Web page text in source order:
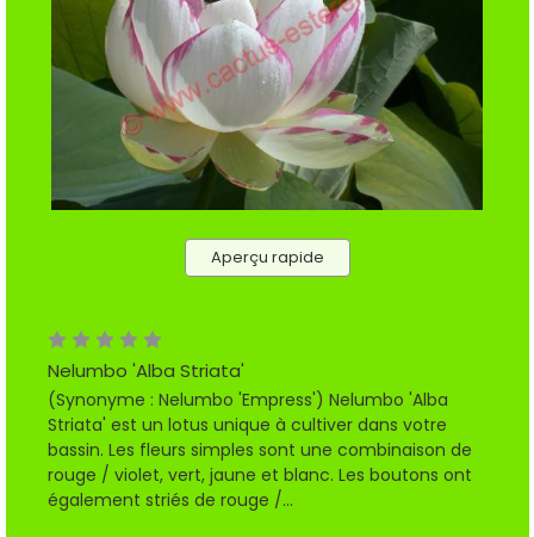
Aperçu rapide
Nelumbo 'Alba Striata'
(Synonyme : Nelumbo 'Empress') Nelumbo 'Alba
Striata' est un lotus unique à cultiver dans votre
bassin. Les fleurs simples sont une combinaison de
rouge / violet, vert, jaune et blanc. Les boutons ont
également striés de rouge /...